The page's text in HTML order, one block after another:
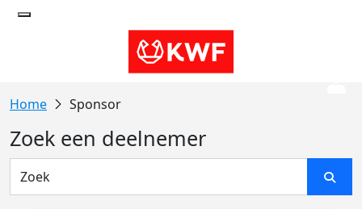
Sponsor
Zoek een deelnemer